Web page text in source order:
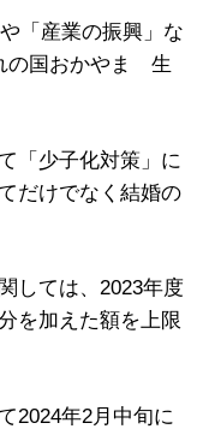
「産業の振興」な
の国おかやま 生
「少子化対策」に
だけでなく結婚の
しては、2023年度
を加えた額を上限
2024年2月中旬に